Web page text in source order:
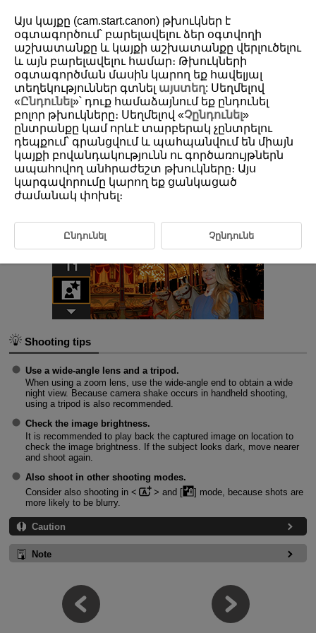
D185-039
Night Portrait Mode
Use [ ] (Night Portrait ) mode for bright, beautiful shots of people with
night scenes in the background.Note that shooting in this mode
requires the built-in flash or a Speedlite.Using a tripod is
recommended.
Shooting tips
Use a wide-angle lens and a tripod.
When using a zoom lens, use the wide-angle end to obtain a wide
night view. Because camera shake occurs in handheld shooting,
using a tripod is also recommended.
Check the image brightness.
It is recommended to play back the captured image on location to
check the image brightness. If the subject looks dark, move nearer
and shoot again.
Also shoot in other shooting modes.
Consider also shooting in
and [
] mode, because shots are
more likely to be blurry.
Caution
Note
Այս կայքը (cam.start.canon) թխուկներ է
օգտագործում՝ բարելավելու ձեր օգտվողի
աշխատանքը և կայքի աշխատանքը վերլուծելու
և այն բարելավելու համար։ Թխուկների
օգտագործման մասին կարող եք հավելյալ
տեղեկություններ գտնել այստեղ: Սեղմելով
«Ընդունել»՝ դուք համաձայնում եք ընդունել
բոլոր թխուկները։ Սեղմելով «Չընդունել»
ընտրանքը կամ որևէ տարբերակ չընտրելու
դեպքում՝ գրանցվում և պահպանվում են միայն
կայքի բովանդակությունն ու գործառույթներն
ապահովող անհրաժեշտ թխուկները։ Այս
կարգավորումը կարող եք ցանկացած
ժամանակ փոխել։
Ընդունել Չընդունե